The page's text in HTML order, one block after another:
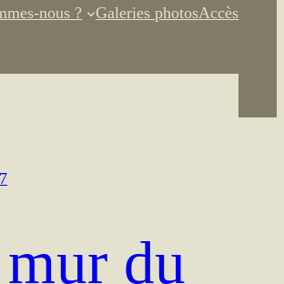
nous ?
Galeries photosAccès
du